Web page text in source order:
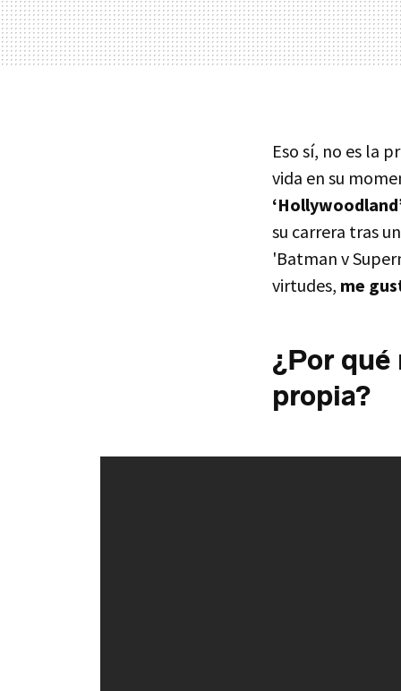
Eso sí, no es la
vida en su
su carrera tras
'Batman v
virtudes, me
¿Por
propia?